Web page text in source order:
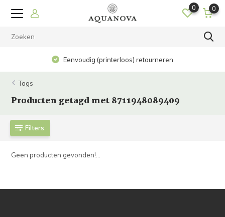
0 0
Eenvoudig (printerloos) retourneren
Tags
Producten getagd met 8711948089409
Filters
Geen producten gevonden!...